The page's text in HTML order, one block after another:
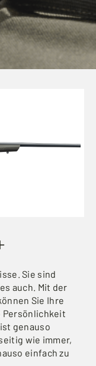
Sie sind
auch. Mit der
Sie Ihre
Persönlichkeit
genauso
wie immer,
einfach zu